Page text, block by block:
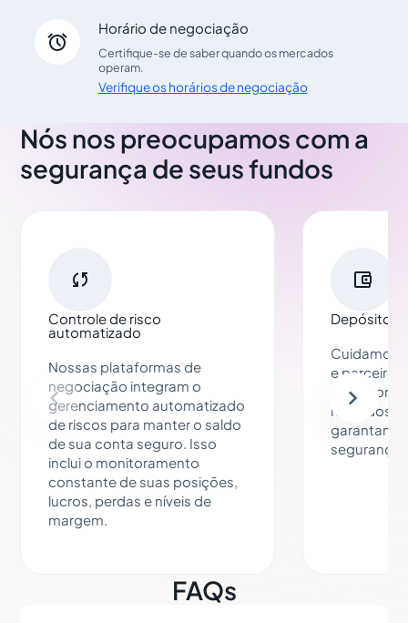

Horário de negociação
Certifique-se de saber quando os mercados
operam.
Verifique os horários de negociação
Nós nos preocupamos com a
segurança de seus fundos

Controle de risco
automatizado
Nossas plataformas de
negociação integram o
gerenciamento automatizado
de riscos para manter o saldo
de sua conta seguro. Isso
inclui o monitoramento
constante de suas posições,
lucros, perdas e níveis de
margem.

Depósitos
Cuidamos
e
da
métodos
garantam
segurança.
FAQs